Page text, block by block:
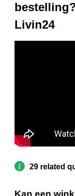
Livin24
29 related
Kan een